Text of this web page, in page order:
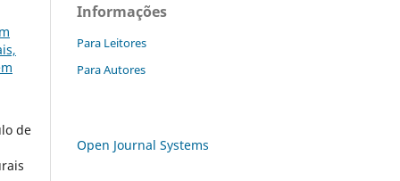
de
Informações
Para Leitores
Para Autores
Open Journal Systems